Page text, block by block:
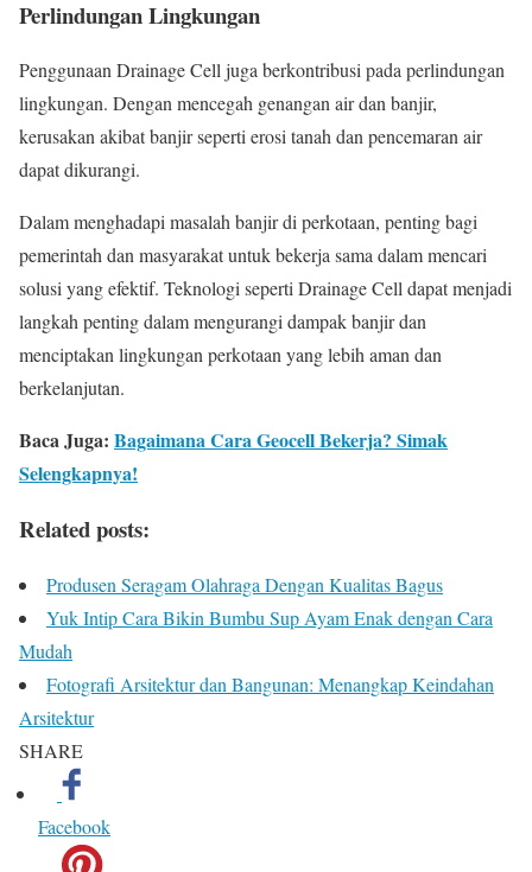
Perlindungan Lingkungan
Penggunaan Drainage Cell juga berkontribusi pada perlindungan
lingkungan. Dengan mencegah genangan air dan banjir,
kerusakan akibat banjir seperti erosi tanah dan pencemaran air
dapat dikurangi.
Dalam menghadapi masalah banjir di perkotaan, penting bagi
pemerintah dan masyarakat untuk bekerja sama dalam mencari
solusi yang efektif. Teknologi seperti Drainage Cell dapat menjadi
langkah penting dalam mengurangi dampak banjir dan
menciptakan lingkungan perkotaan yang lebih aman dan
berkelanjutan.
Baca Juga: Bagaimana Cara Geocell Bekerja? Simak
Selengkapnya!
Related posts:
Produsen Seragam Olahraga Dengan Kualitas Bagus
Yuk Intip Cara Bikin Bumbu Sup Ayam Enak dengan Cara
Mudah
Fotografi Arsitektur dan Bangunan: Menangkap Keindahan
Arsitektur
SHARE
Facebook